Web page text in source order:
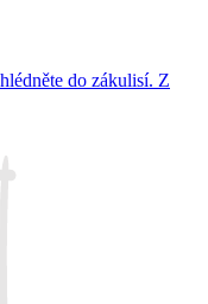
do zákulisí. Z